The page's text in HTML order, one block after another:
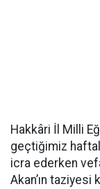
Hakkâri İl Milli
geçtiğimiz
icra ederken
Akan’ın